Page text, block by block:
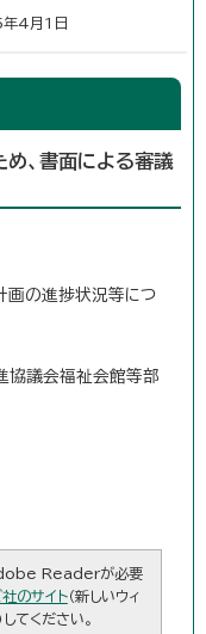
4月1日
、書面による審議
画の進捗状況等につ
協議会福祉会館等部
Readerが必要
のサイト（新しいウィ
てください。